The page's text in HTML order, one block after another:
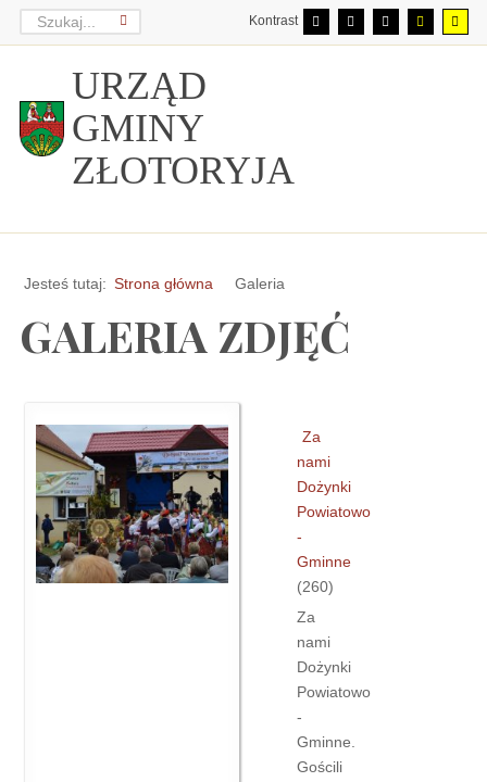
Kontrast
URZĄD
GMINY
ZŁOTORYJA
Jesteś tutaj: Strona główna Galeria
GALERIA ZDJĘĆ
Za
nami
Dożynki
Powiatowo
-
Gminne
(260)
Za
nami
Dożynki
Powiatowo
-
Gminne.
Gościli